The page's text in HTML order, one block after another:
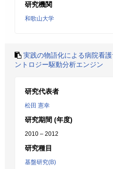
研究機関
和歌山大学
実践の物語化による病院看
ントロジー駆動分析エンジン
研究代表者
松田 憲幸
研究期間 (年度)
2010 – 2012
研究種目
基盤研究(B)